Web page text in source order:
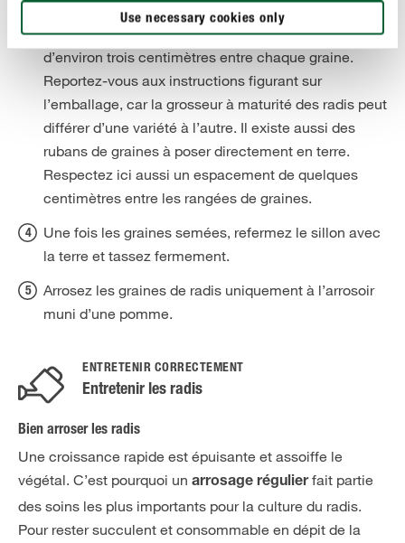
Use necessary cookies only
particulièrement grands, mais il faut quand même
leur laisser un peu de place, à savoir un espacement
d’environ trois centimètres entre chaque graine.
Reportez-vous aux instructions figurant sur
l’emballage, car la grosseur à maturité des radis peut
différer d’une variété à l’autre. Il existe aussi des
rubans de graines à poser directement en terre.
Respectez ici aussi un espacement de quelques
centimètres entre les rangées de graines.
Une fois les graines semées, refermez le sillon avec
la terre et tassez fermement.
Arrosez les graines de radis uniquement à l’arrosoir
muni d’une pomme.
ENTRETENIR CORRECTEMENT
Entretenir les radis
Bien arroser les radis
Une croissance rapide est épuisante et assoiffe le
végétal. C’est pourquoi un arrosage régulierfait partie
des soins les plus importants pour la culture du radis.
Pour rester succulent et consommable en dépit de la